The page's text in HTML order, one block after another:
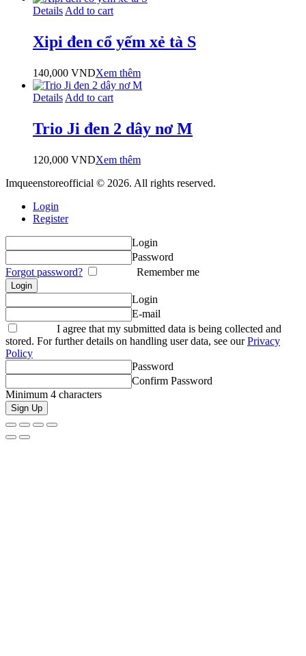
Details Add to cart
Xipi đen cổ yếm xẻ tà S
140,000 VNDXem thêm
Details Add to cart
Trio Ji đen 2 dây nơ M
120,000 VNDXem thêm
Imqueenstoreofficial © 2026. All rights reserved.
Login
Register
Login
Password
Forgot password?
Remember me
Login
E-mail
I agree that my submitted data is being collected and
stored. For further details on handling user data, see ourPrivacy
Policy
Password
Confirm Password
Minimum 4 characters